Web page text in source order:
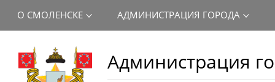
Администрация
О СМОЛЕНСКЕ АДМИНИСТРАЦИЯ ГОРОДА